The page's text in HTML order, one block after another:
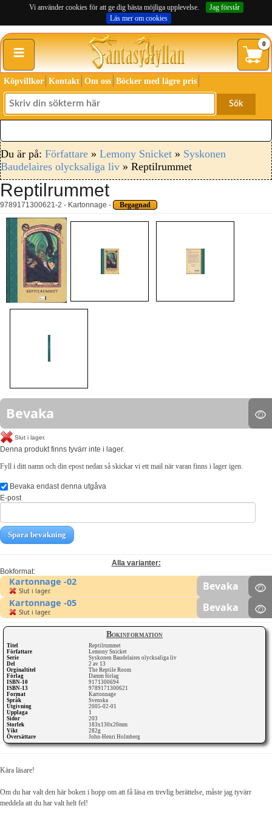
Vi använder cookies för att ge dig bästa möjliga upplevelse.
Jag förstår
Läs mer om cookies
≡ 0
Köpvillkor Kontakt Om oss Böcker med lägre pris
Sök
Du är på: Författare » Lemony Snicket » Syskonen
Baudelaires olycksaliga liv » Reptilrummet
Reptilrummet
9789171300621-2 - Kartonnage - Begagnad
Bokinformation
Titel
Reptilrummet
Författare
Lemony Snicket
Serie
Syskonen Baudelaires olycksaliga liv
Del
2 av 13
Orginaltitel
The Reptile Room
Förlag
Damm förlag
ISBN-10
9171300694
ISBN-13
9789171300621
Format
Kartonnage
Språk
Svenska
Utgivning
2005-02-01
Upplaga
1
Sidor
203
Storlek
183x130x20mm
Vikt
282g
Översättare
John-Henri Holmberg
Bevaka
Slut i lager.
Denna produkt finns tyvärr inte i lager.
Fyll i ditt namn och din epost nedan så skickar vi ett mail när varan finns i lager igen.
Bevaka endast denna utgåva
E-post
Spara bevakning
Alla varianter:
Bokformat:
Kartonnage -02
Slut i lager. Bevaka
Kartonnage -05
Slut i lager. Bevaka
Kära läsare!
Om du har valt den här boken i hopp om att få läsa en trevlig berättelse, måste jag tyvärr
meddela att du har valt helt fel!